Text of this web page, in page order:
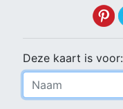
Deze kaart is voor: